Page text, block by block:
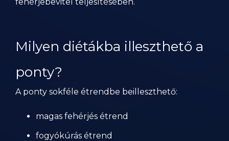
Milyen diétákba illeszthető a
ponty?
A ponty sokféle étrendbe beilleszthető:
magas fehérjés étrend
fogyókúrás étrend